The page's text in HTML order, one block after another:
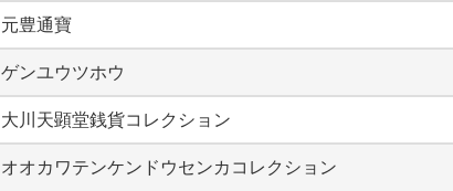
元豊通寶
ゲンユウツホウ
大川天顕堂銭貨コレクション
オオカワテンケンドウセンカコレクション